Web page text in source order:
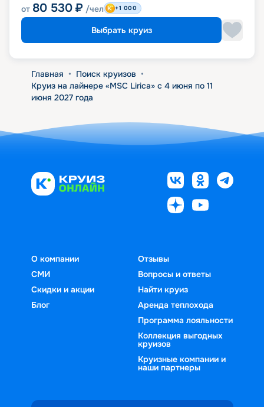
от 80 530 ₽ /чел +1 000
Выбрать круиз
Главная • Поиск круизов •
Круиз на лайнере «MSC Lirica» с 4 июня по 11
июня 2027 года
О компании
СМИ
Скидки и акции
Блог
Отзывы
Вопросы и ответы
Найти круиз
Аренда теплохода
Программа лояльности
Коллекция выгодных
круизов
Круизные компании и
наши партнеры